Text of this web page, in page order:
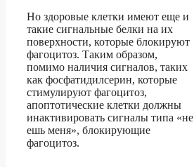
Но здоровые клетки имеют еще и
такие сигнальные белки на их
поверхности, которые блокируют
фагоцитоз. Таким образом,
помимо наличия сигналов, таких
как фосфатидилсерин, которые
стимулируют фагоцитоз,
апоптотические клетки должны
инактивировать сигналы типа «не
ешь меня», блокирующие
фагоцитоз.